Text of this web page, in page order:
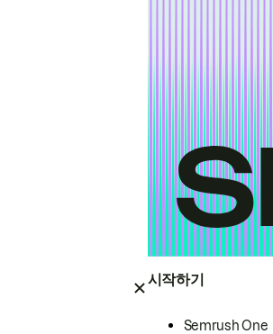
시작하기
Semrush One